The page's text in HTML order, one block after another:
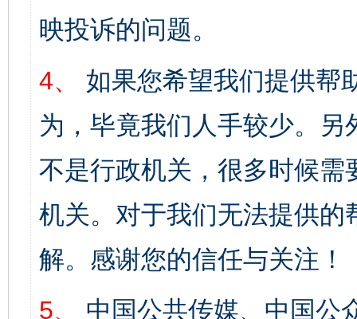
映投诉的问题。
4、
如果您希望我们提供帮
为，毕竟我们人手较少。
不是行政机关，很多时候
机关。对于我们无法提供
解。感谢您的信任与关注！
5、
中国公共传媒、中国公